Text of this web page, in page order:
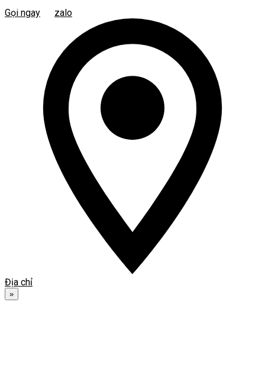
Gọi ngay zalo
Địa chỉ
»